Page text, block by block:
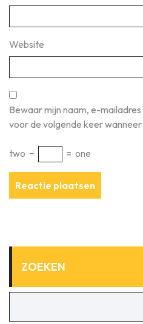
Website
Bewaar mijn naam, e-
voor de volgende keer
two − = one
ZOEKEN